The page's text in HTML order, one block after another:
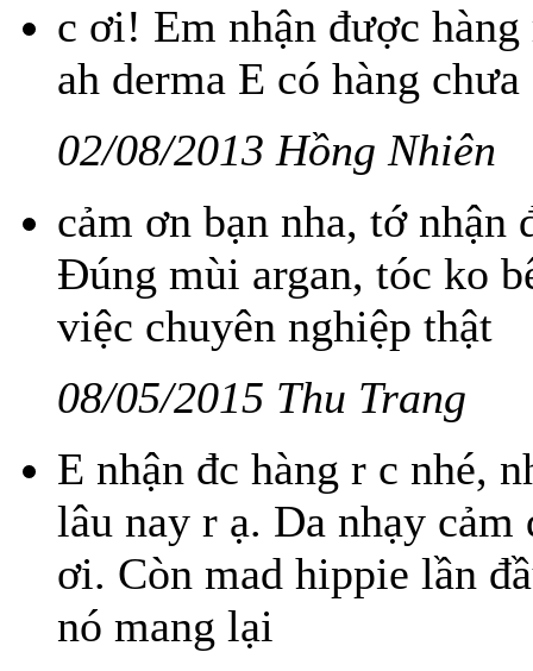
c ơi! Em nhận được
ah derma E có hàng chưa
02/08/2013 Hồng Nhiên
cảm ơn bạn nha, tớ
Đúng mùi argan, tóc ko
việc chuyên nghiệp thật
08/05/2015 Thu Trang
E nhận đc hàng r c nhé,
lâu nay r ạ. Da nhạy
ơi. Còn mad hippie lần
nó mang lại